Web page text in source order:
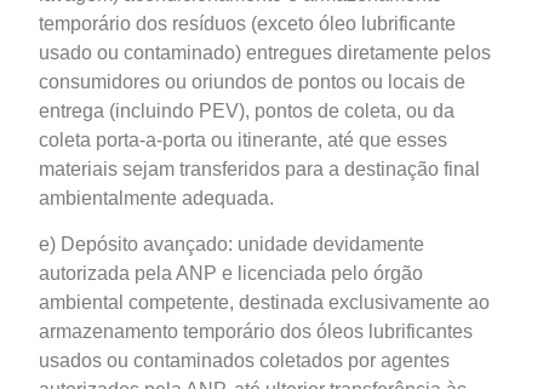
temporário dos resíduos (exceto óleo lubrificante
usado ou contaminado) entregues diretamente pelos
consumidores ou oriundos de pontos ou locais de
entrega (incluindo PEV), pontos de coleta, ou da
coleta porta-a-porta ou itinerante, até que esses
materiais sejam transferidos para a destinação final
ambientalmente adequada.
e) Depósito avançado: unidade devidamente
autorizada pela ANP e licenciada pelo órgão
ambiental competente, destinada exclusivamente ao
armazenamento temporário dos óleos lubrificantes
usados ou contaminados coletados por agentes